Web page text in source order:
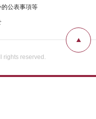
公表事項等
rights reserved.